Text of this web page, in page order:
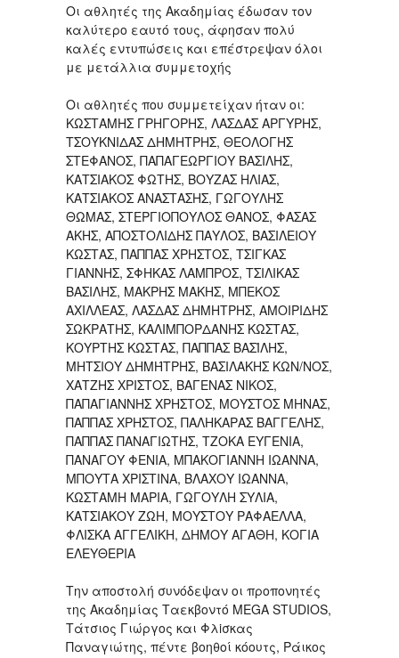
Οι αθλητές της Ακαδημίας έδωσαν τον
καλύτερο εαυτό τους, άφησαν πολύ
καλές εντυπώσεις και επέστρεψαν όλοι
με μετάλλια συμμετοχής
Οι αθλητές που συμμετείχαν ήταν οι:
ΚΩΣΤΑΜΗΣ ΓΡΗΓΟΡΗΣ, ΛΑΣΔΑΣ ΑΡΓΥΡΗΣ,
ΤΣΟΥΚΝΙΔΑΣ ΔΗΜΗΤΡΗΣ, ΘΕΟΛΟΓΗΣ
ΣΤΕΦΑΝΟΣ, ΠΑΠΑΓΕΩΡΓΙΟΥ ΒΑΣΙΛΗΣ,
ΚΑΤΣΙΑΚΟΣ ΦΩΤΗΣ, ΒΟΥΖΑΣ ΗΛΙΑΣ,
ΚΑΤΣΙΑΚΟΣ ΑΝΑΣΤΑΣΗΣ, ΓΩΓΟΥΛΗΣ
ΘΩΜΑΣ, ΣΤΕΡΓΙΟΠΟΥΛΟΣ ΘΑΝΟΣ, ΦΑΣΑΣ
ΑΚΗΣ, ΑΠΟΣΤΟΛΙΔΗΣ ΠΑΥΛΟΣ, ΒΑΣΙΛΕΙΟΥ
ΚΩΣΤΑΣ, ΠΑΠΠΑΣ ΧΡΗΣΤΟΣ, ΤΣΙΓΚΑΣ
ΓΙΑΝΝΗΣ, ΣΦΗΚΑΣ ΛΑΜΠΡΟΣ, ΤΣΙΛΙΚΑΣ
ΒΑΣΙΛΗΣ, ΜΑΚΡΗΣ ΜΑΚΗΣ, ΜΠΕΚΟΣ
ΑΧΙΛΛΕΑΣ, ΛΑΣΔΑΣ ΔΗΜΗΤΡΗΣ, ΑΜΟΙΡΙΔΗΣ
ΣΩΚΡΑΤΗΣ, ΚΑΛΙΜΠΟΡΔΑΝΗΣ ΚΩΣΤΑΣ,
ΚΟΥΡΤΗΣ ΚΩΣΤΑΣ, ΠΑΠΠΑΣ ΒΑΣΊΛΗΣ,
ΜΗΤΣΙΟΥ ΔΗΜΉΤΡΗΣ, ΒΑΣΙΛΑΚΗΣ ΚΩΝ/ΝΟΣ,
ΧΑΤΖΗΣ ΧΡΙΣΤΟΣ, ΒΑΓΕΝΑΣ ΝΙΚΟΣ,
ΠΑΠΑΓΙΑΝΝΗΣ ΧΡΗΣΤΟΣ, ΜΟΥΣΤΟΣ ΜΗΝΑΣ,
ΠΑΠΠΑΣ ΧΡΗΣΤΟΣ, ΠΑΛΗΚΑΡΑΣ ΒΑΓΓΕΛΗΣ,
ΠΑΠΠΑΣ ΠΑΝΑΓΙΩΤΗΣ, ΤΖΟΚΑ ΕΥΓΕΝΙΑ,
ΠΑΝΑΓΟΥ ΦΕΝΙΑ, ΜΠΑΚΟΓΙΑΝΝΗ ΙΩΑΝΝΑ,
ΜΠΟΥΤΑ ΧΡΙΣΤΙΝΑ, ΒΛΑΧΟΥ ΙΩΑΝΝΑ,
ΚΩΣΤΑΜΗ ΜΑΡΙΑ, ΓΩΓΟΥΛΗ ΣΥΛΙΑ,
ΚΑΤΣΙΑΚΟΥ ΖΩΗ, ΜΟΥΣΤΟΥ ΡΑΦΑΕΛΛΑ,
ΦΛΙΣΚΑ ΑΓΓΕΛΙΚΗ, ΔΗΜΟΥ ΑΓΑΘΗ, ΚΟΓΙΑ
ΕΛΕΥΘΕΡΙΑ
Την αποστολή συνόδεψαν οι προπονητές
της Ακαδημίας Ταεκβοντό MEGA STUDIOS,
Τάτσιος Γιώργος και Φλiσκας
Παναγιώτης, πέντε βοηθοί κόουτς, Ράικος